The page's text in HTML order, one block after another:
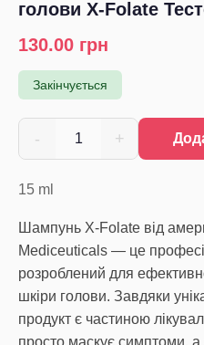
голови X-Folate
130.00 грн
Закінчується
- 1 +
15 ml
Шампунь X-Folate від
Mediceuticals — це
розроблений для
шкіри голови. Завдяки
продукт є частиною
просто маскує симптоми, а